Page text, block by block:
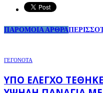
ΠΑΡΟΜΟΙΑ ΑΡΘΡΑ
ΓΕΓΟΝΟΤΑ
ΥΠΌ ΈΛΕΓΧΟ